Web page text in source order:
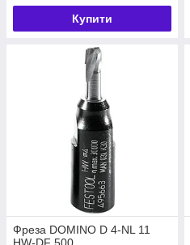
Купити
Фреза DOMINO D 4-NL 11